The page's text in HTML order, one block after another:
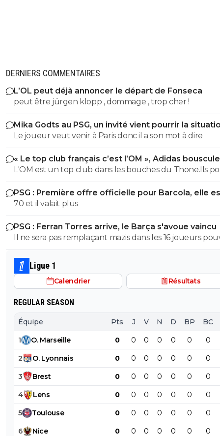
DERNIERS COMMENTAIRES
L’OL peut déjà annoncer le départ de Fonseca
peut être jürgen klopp , dommage , trop cher !
Mika Godts au PSG, un invité vient pourrir la
Le joueur veut venir à Paris donc il a son mot à dire
« Le top club français c’est l’OM », Adidas
PSG
L'OM est un top club dans les bouches du Thone.Ils
gagner la coupe departementale en 2026
PSG : Première offre officielle pour Barcola, elle
choquante
70 et il valait plus
PSG : Ferran Torres arrive, le Barça s'avoue vaincu
Il ne sera pas remplaçant mazis dans les 16 joueurs
demarrer un match en fonction de la tactique de L.E
Ligue 1
Calendrier Résultats
REGULAR SEASON
Équipe Pts J V N D BP BC
1 O. Marseille 0 0 0 0 0 0 0
2 O. Lyonnais 0 0 0 0 0 0 0
3 Brest 0 0 0 0 0 0 0
4 Lens 0 0 0 0 0 0 0
5 Toulouse 0 0 0 0 0 0 0
6 Nice 0 0 0 0 0 0 0